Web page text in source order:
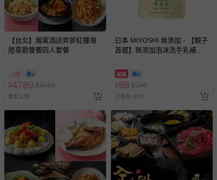
【台北】瀚寓酒店弈夢紅樓海
陸尊爵雙饗四人套餐
71折
$4780 $6688
最新上架
日本 MIYOSHI 無添加 - 【親子
首選】無添加泡沫洗手乳補充
破盤
$98 $240
已售出 4575